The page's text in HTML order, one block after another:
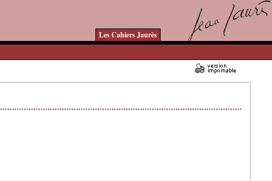
Les Cahiers Jaurès